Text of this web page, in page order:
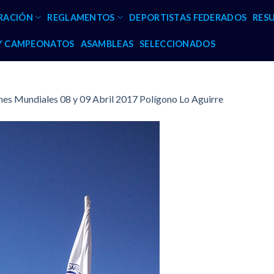
REGLAMENTOS DEPORTISTAS FEDERADOS
CAMPEONATOS ASAMBLEAS SELECCIONADOS
Mundiales 08 y 09 Abril 2017 Polígono Lo Aguirre